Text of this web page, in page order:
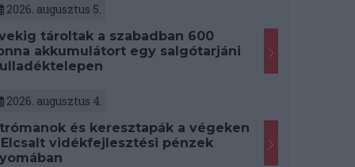
2026. augusztus 5.
tároltak a szabadban 600
akkumulátort egy salgótarjáni
2026. augusztus 4.
és keresztapák a végeken
Elcsalt vidékfejlesztési pénzek